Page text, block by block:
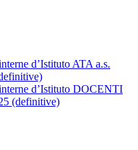
d’Istituto ATA a.s.
d’Istituto DOCENTI
(definitive)